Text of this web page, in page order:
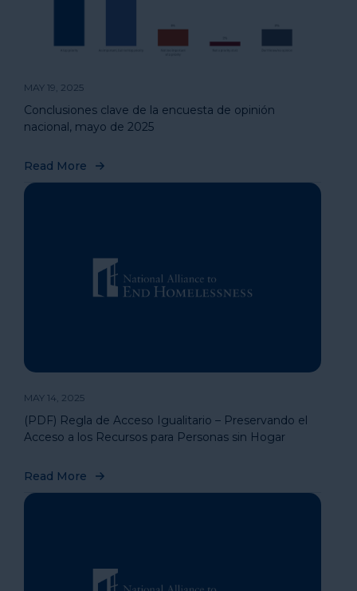
MAY 19, 2025
Conclusiones clave de la encuesta de opinión
nacional, mayo de 2025
Read More
MAY 14, 2025
(PDF) Regla de Acceso Igualitario – Preservando el
Acceso a los Recursos para Personas sin Hogar
Read More